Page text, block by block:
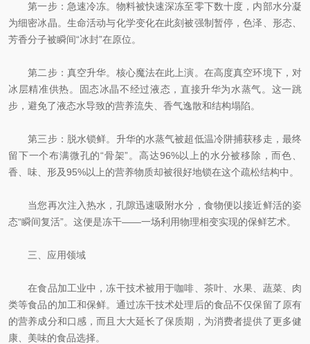
第一步：急速冷冻。物料被快速深冻至零下数十度，内部水分凝
为细密冰晶。生命活动与化学变化在此刻被强制暂停，色泽、形态、
芳香分子被瞬间“冰封”在原位。
第二步：真空升华。核心魔法在此上演。在高度真空环境下，对
冰层精准供热。固态冰晶不经过液态，直接升华为水蒸气。这一跳
步，避免了液态水导致的营养流失、香气逸散和结构塌陷。
第三步：脱水锁鲜。升华的水蒸气被超低温冷阱捕获移走，最终
留下一个布满微孔的“骨架”。高达96%以上的水分被移除，而色、
香、味、形及95%以上的营养物质却被很好地锁在这个疏松结构中。
当您再次注入热水，孔隙迅速吸附水分，食物便以接近鲜活的姿
态“瞬间复活”。这便是冻干——一场利用物理相变实现的保鲜艺术。
三、应用领域
在食品加工业中，冻干技术被用于咖啡、茶叶、水果、蔬菜、肉
类等食品的加工和保鲜。通过冻干技术处理后的食品不仅保留了原有
的营养成分和口感，而且大大延长了保质期，为消费者提供了更多健
康、美味的食品选择。